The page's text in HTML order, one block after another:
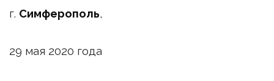
г. Симферополь,
29 мая 2020 года